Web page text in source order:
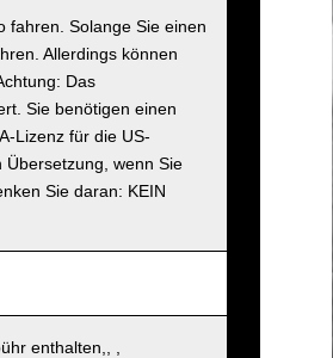
fahren. Solange Sie einen
Allerdings können
Das
Sie benötigen einen
Lizenz für die US-
wenn Sie
Sie daran: KEIN
enthalten,, ,